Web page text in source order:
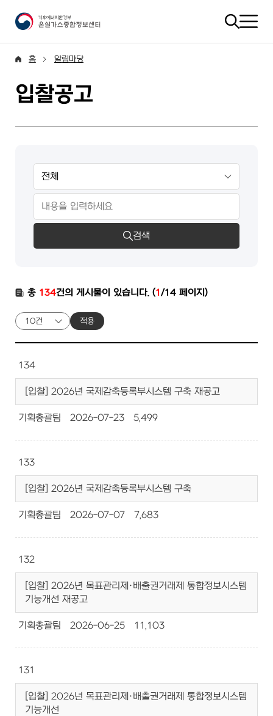
홈 알림마당
입찰공고
검색
총 134건의 게시물이 있습니다. (1/14 페이지)
적용
134
[입찰] 2026년 국제감축등록부시스템 구축 재공고
기획총괄팀 2026-07-23 5,499
133
[입찰] 2026년 국제감축등록부시스템 구축
기획총괄팀 2026-07-07 7,683
132
[입찰] 2026년 목표관리제·배출권거래제 통합정보시스템
기능개선 재공고
기획총괄팀 2026-06-25 11,103
131
[입찰] 2026년 목표관리제·배출권거래제 통합정보시스템
기능개선